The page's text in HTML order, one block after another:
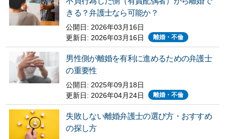
きる？弁護士なら可能か？
公開日: 2026年03月16日
更新日: 2026年03月16日 離婚・不倫
男性側が離婚を有利に進めるための弁護士
の重要性
公開日: 2025年09月18日
更新日: 2026年04月24日 離婚・不倫
失敗しない離婚弁護士の選び方・おすすめ
の探し方